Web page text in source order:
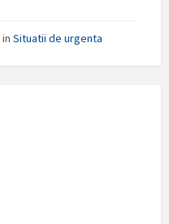
in Situatii de urgenta